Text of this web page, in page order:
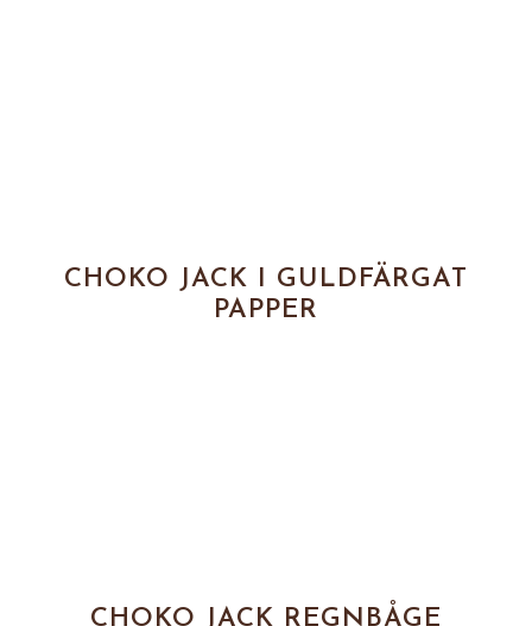
CHOKO JACK I GULDFÄRGAT
PAPPER
CHOKO JACK REGNBÅGE